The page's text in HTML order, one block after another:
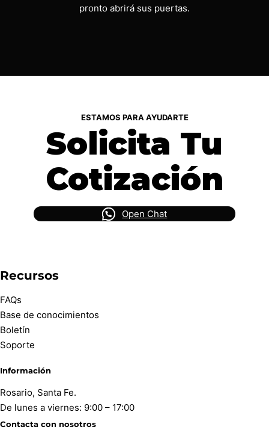
pronto abrirá sus puertas.
ESTAMOS PARA AYUDARTE
Solicita Tu
Cotización
Open Chat
Recursos
FAQs
Base de conocimientos
Boletín
Soporte
Información
Rosario, Santa Fe.
De lunes a viernes: 9:00 – 17:00
Contacta con nosotros